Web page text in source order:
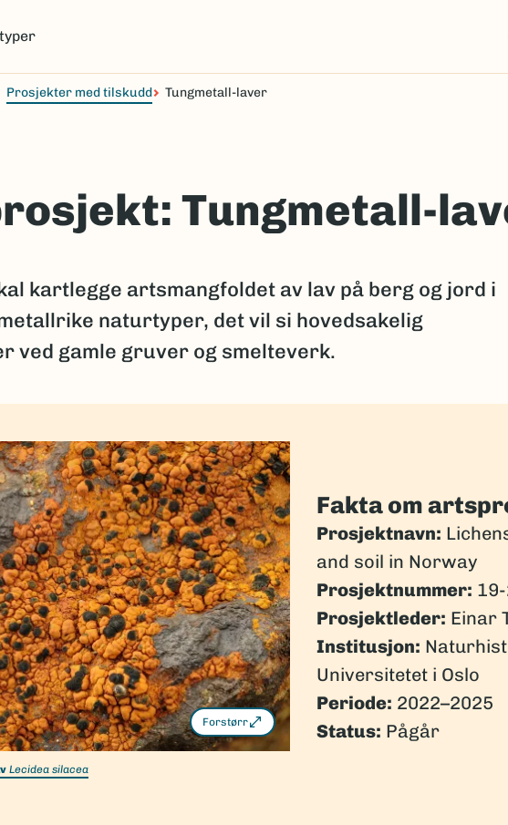
Prosjekter med tilskudd Tungmetall-laver
Tungmetall-
kartlegge artsmangfoldet av lav på berg og jord i
naturtyper, det vil si hovedsakelig
ved gamle gruver og smelteverk.
Forstørr
Lecidea silacea
Fakta om
Prosjektnavn:
and soil in Norway
Prosjektnummer:
Prosjektleder: Einar
Institusjon:
Universitetet i Oslo
Periode: 2022–2025
Status: Pågår